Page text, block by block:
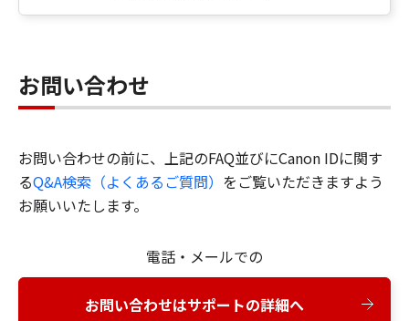
お問い合わせ
お問い合わせの前に、上記のFAQ並びにCanon IDに関す
るQ&A検索（よくあるご質問） をご覧いただきますよう
お願いいたします。
電話・メールでの
お問い合わせはサポートの詳細へ